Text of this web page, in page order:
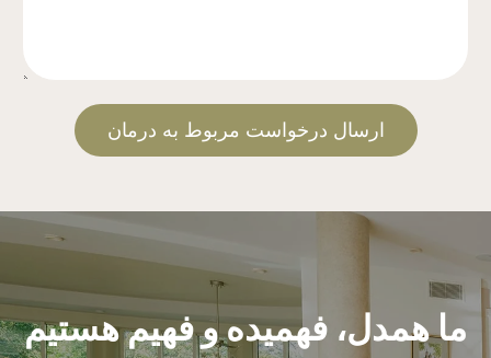
ارسال درخواست مربوط به درمان
ما همدل، فهمیده و فهیم هستیم